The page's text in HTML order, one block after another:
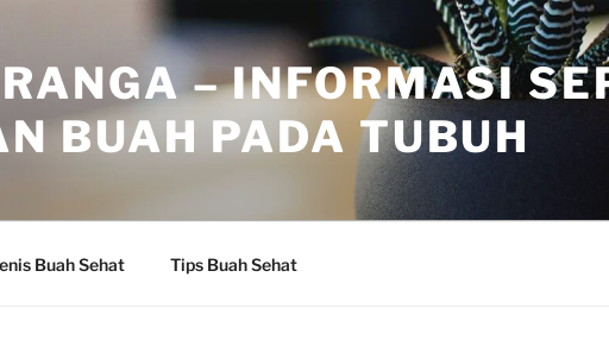
– INFORMASI
BUAH PADA TUBUH
Buah Sehat Tips Buah Sehat